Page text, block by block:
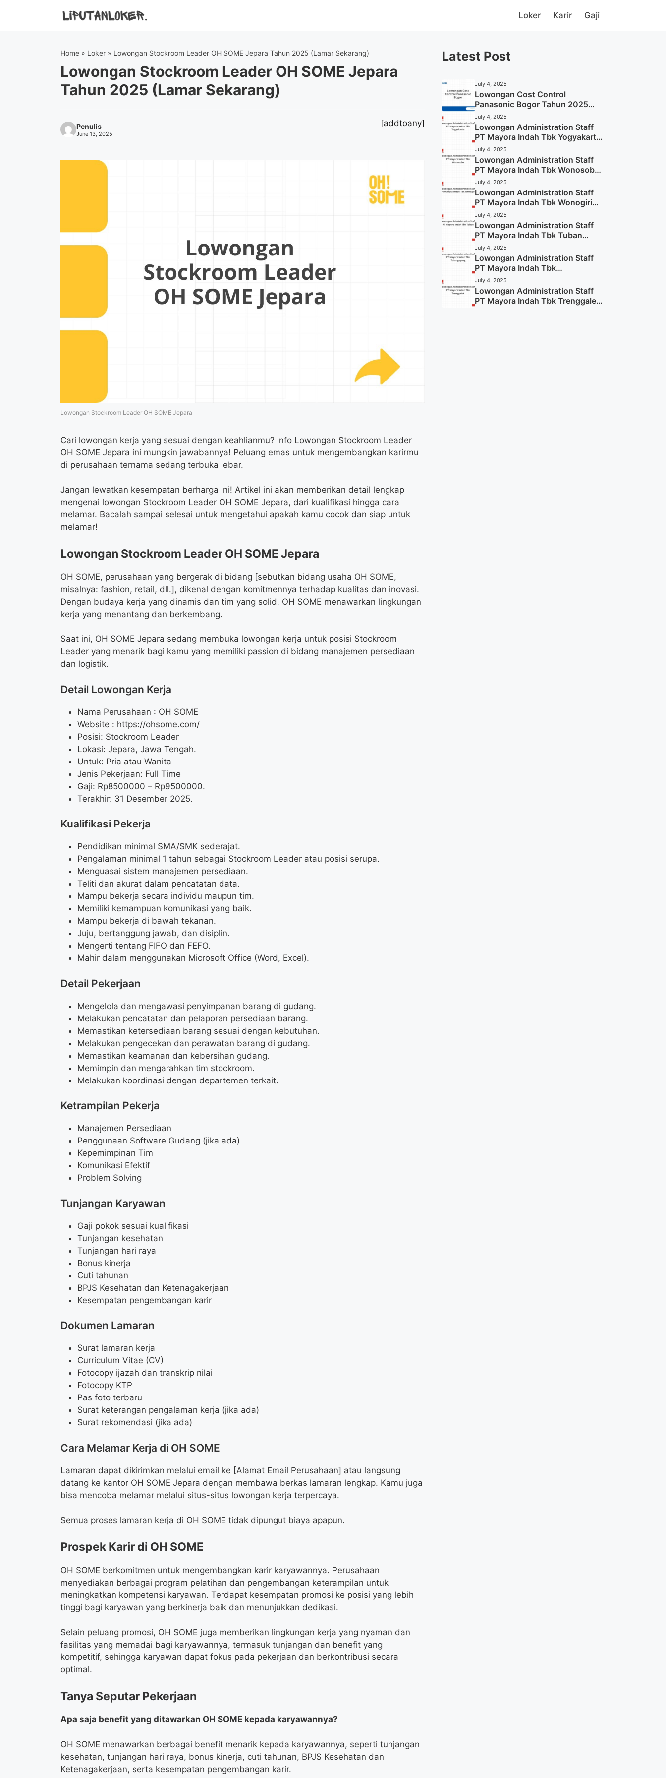
Loker Karir Gaji
Home » Loker » Lowongan Stockroom Leader OH SOME Jepara Tahun 2025 (Lamar Sekarang)
Lowongan Stockroom Leader OH SOME Jepara
Tahun 2025 (Lamar Sekarang)
Penulis
June 13, 2025
[addtoany]
Lowongan Stockroom Leader OH SOME Jepara
Cari lowongan kerja yang sesuai dengan keahlianmu? Info Lowongan Stockroom Leader
OH SOME Jepara ini mungkin jawabannya! Peluang emas untuk mengembangkan karirmu
di perusahaan ternama sedang terbuka lebar.
Jangan lewatkan kesempatan berharga ini! Artikel ini akan memberikan detail lengkap
mengenai lowongan Stockroom Leader OH SOME Jepara, dari kualifikasi hingga cara
melamar. Bacalah sampai selesai untuk mengetahui apakah kamu cocok dan siap untuk
melamar!
Lowongan Stockroom Leader OH SOME Jepara
OH SOME, perusahaan yang bergerak di bidang [sebutkan bidang usaha OH SOME,
misalnya: fashion, retail, dll.], dikenal dengan komitmennya terhadap kualitas dan inovasi.
Dengan budaya kerja yang dinamis dan tim yang solid, OH SOME menawarkan lingkungan
kerja yang menantang dan berkembang.
Saat ini, OH SOME Jepara sedang membuka lowongan kerja untuk posisi Stockroom
Leader yang menarik bagi kamu yang memiliki passion di bidang manajemen persediaan
dan logistik.
Detail Lowongan Kerja
Nama Perusahaan : OH SOME
Website : https://ohsome.com/
Posisi: Stockroom Leader
Lokasi: Jepara, Jawa Tengah.
Untuk: Pria atau Wanita
Jenis Pekerjaan: Full Time
Gaji: Rp8500000 – Rp9500000.
Terakhir: 31 Desember 2025.
Kualifikasi Pekerja
Pendidikan minimal SMA/SMK sederajat.
Pengalaman minimal 1 tahun sebagai Stockroom Leader atau posisi serupa.
Menguasai sistem manajemen persediaan.
Teliti dan akurat dalam pencatatan data.
Mampu bekerja secara individu maupun tim.
Memiliki kemampuan komunikasi yang baik.
Mampu bekerja di bawah tekanan.
Juju, bertanggung jawab, dan disiplin.
Mengerti tentang FIFO dan FEFO.
Mahir dalam menggunakan Microsoft Office (Word, Excel).
Detail Pekerjaan
Mengelola dan mengawasi penyimpanan barang di gudang.
Melakukan pencatatan dan pelaporan persediaan barang.
Memastikan ketersediaan barang sesuai dengan kebutuhan.
Melakukan pengecekan dan perawatan barang di gudang.
Memastikan keamanan dan kebersihan gudang.
Memimpin dan mengarahkan tim stockroom.
Melakukan koordinasi dengan departemen terkait.
Ketrampilan Pekerja
Manajemen Persediaan
Penggunaan Software Gudang (jika ada)
Kepemimpinan Tim
Komunikasi Efektif
Problem Solving
Tunjangan Karyawan
Gaji pokok sesuai kualifikasi
Tunjangan kesehatan
Tunjangan hari raya
Bonus kinerja
Cuti tahunan
BPJS Kesehatan dan Ketenagakerjaan
Kesempatan pengembangan karir
Dokumen Lamaran
Surat lamaran kerja
Curriculum Vitae (CV)
Fotocopy ijazah dan transkrip nilai
Fotocopy KTP
Pas foto terbaru
Surat keterangan pengalaman kerja (jika ada)
Surat rekomendasi (jika ada)
Cara Melamar Kerja di OH SOME
Lamaran dapat dikirimkan melalui email ke [Alamat Email Perusahaan] atau langsung
datang ke kantor OH SOME Jepara dengan membawa berkas lamaran lengkap. Kamu juga
bisa mencoba melamar melalui situs-situs lowongan kerja terpercaya.
Semua proses lamaran kerja di OH SOME tidak dipungut biaya apapun.
Prospek Karir di OH SOME
OH SOME berkomitmen untuk mengembangkan karir karyawannya. Perusahaan
menyediakan berbagai program pelatihan dan pengembangan keterampilan untuk
meningkatkan kompetensi karyawan. Terdapat kesempatan promosi ke posisi yang lebih
tinggi bagi karyawan yang berkinerja baik dan menunjukkan dedikasi.
Selain peluang promosi, OH SOME juga memberikan lingkungan kerja yang nyaman dan
fasilitas yang memadai bagi karyawannya, termasuk tunjangan dan benefit yang
kompetitif, sehingga karyawan dapat fokus pada pekerjaan dan berkontribusi secara
optimal.
Tanya Seputar Pekerjaan
Apa saja benefit yang ditawarkan OH SOME kepada karyawannya?
OH SOME menawarkan berbagai benefit menarik kepada karyawannya, seperti tunjangan
kesehatan, tunjangan hari raya, bonus kinerja, cuti tahunan, BPJS Kesehatan dan
Ketenagakerjaan, serta kesempatan pengembangan karir.
Latest Post
July 4, 2025
Lowongan Cost Control
Panasonic Bogor Tahun 2025
(Lamar Sekarang)
July 4, 2025
Lowongan Administration Staff
PT Mayora Indah Tbk Yogyakarta
Tahun 2025
July 4, 2025
Lowongan Administration Staff
PT Mayora Indah Tbk Wonosobo
Tahun 2025 (Lamar Sekarang)
July 4, 2025
Lowongan Administration Staff
PT Mayora Indah Tbk Wonogiri
Tahun 2025 (Apply Now)
July 4, 2025
Lowongan Administration Staff
PT Mayora Indah Tbk Tuban
Tahun 2025 (Resmi)
July 4, 2025
Lowongan Administration Staff
PT Mayora Indah Tbk
Tulungagung Tahun 2025 (Lamar
Sekarang)
July 4, 2025
Lowongan Administration Staff
PT Mayora Indah Tbk Trenggalek